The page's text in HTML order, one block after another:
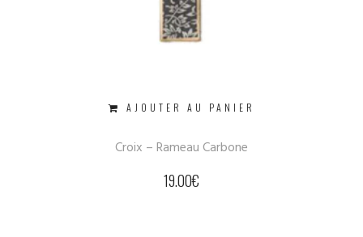
AJOUTER AU PANIER
Croix – Rameau Carbone
19.00€